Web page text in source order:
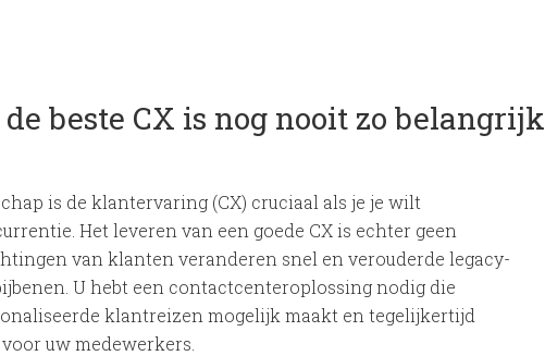
beste CX is nog nooit zo belangrijk
is de klantervaring (CX) cruciaal als je je wilt
Het leveren van een goede CX is echter geen
van klanten veranderen snel en verouderde legacy-
U hebt een contactcenteroplossing nodig die
klantreizen mogelijk maakt en tegelijkertijd
uw medewerkers.